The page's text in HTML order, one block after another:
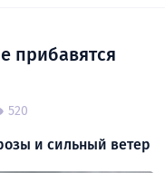
прибавятся
520
и сильный ветер